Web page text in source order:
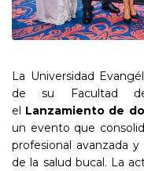
La Universidad
de su Facultad
el Lanzamiento de
un evento que
profesional avanzada
de la salud bucal. La